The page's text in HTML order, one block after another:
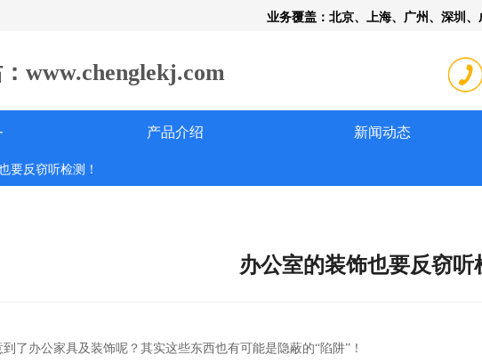
业务覆盖：北京、上海、广州、深圳
www.chenglekj.com
产品介绍 新闻动态
要反窃听检测！
办公室的装饰也要反窃听
到了办公家具及装饰呢？其实这些东西也有可能是隐蔽的“陷阱”！